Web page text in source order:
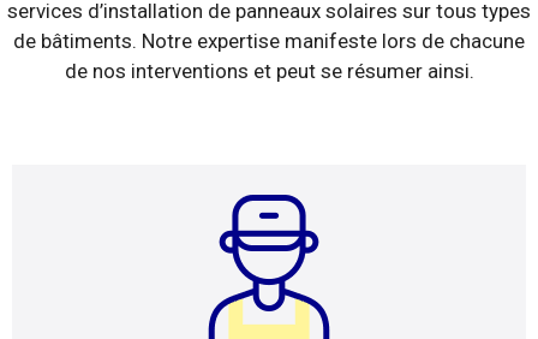
services d’installation de panneaux solaires sur tous types
de bâtiments. Notre expertise manifeste lors de chacune
de nos interventions et peut se résumer ainsi.